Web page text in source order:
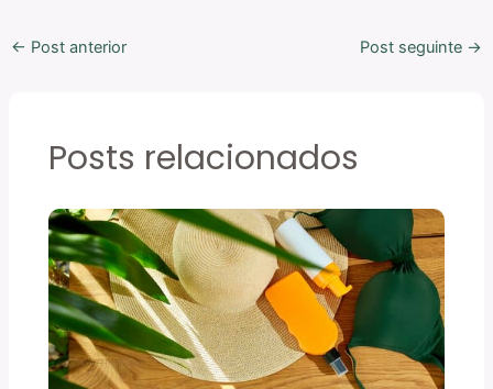
← Post anterior Post seguinte →
Posts relacionados